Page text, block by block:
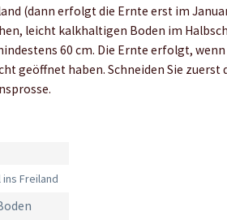
(dann erfolgt die Ernte erst im
leicht kalkhaltigen Boden im
60 cm. Die Ernte erfolgt, wenn
geöffnet haben. Schneiden Sie zuerst
Freiland